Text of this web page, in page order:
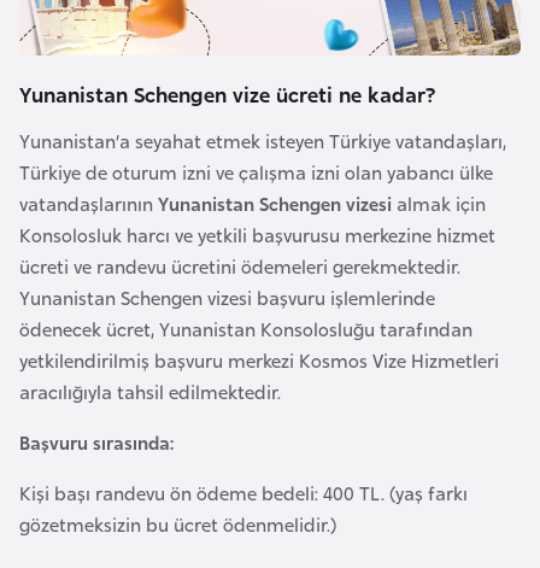
Yunanistan Schengen vize ücreti ne kadar?
Yunanistan’a seyahat etmek isteyen Türkiye vatandaşları,
Türkiye de oturum izni ve çalışma izni olan yabancı ülke
vatandaşlarınınYunanistan Schengen vizesi almak için
Konsolosluk harcı ve yetkili başvurusu merkezine hizmet
ücreti ve randevu ücretini ödemeleri gerekmektedir.
Yunanistan Schengen vizesi başvuru işlemlerinde
ödenecek ücret, Yunanistan Konsolosluğu tarafından
yetkilendirilmiş başvuru merkezi Kosmos Vize Hizmetleri
aracılığıyla tahsil edilmektedir.
Başvuru sırasında:
Kişi başı randevu ön ödeme bedeli: 400 TL. (yaş farkı
gözetmeksizin bu ücret ödenmelidir.)
s
n
H
e
r
s
e
k
B
u
l
a
r
i